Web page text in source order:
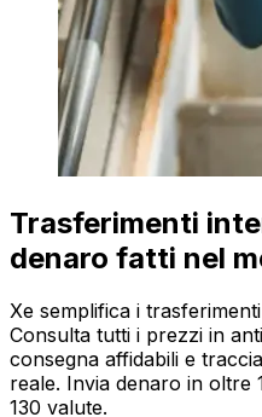
Trasferimenti
denaro fatti nel
Xe semplifica i
Consulta tutti i prezzi in
consegna affidabili e
reale. Invia denaro in oltre
130 valute.